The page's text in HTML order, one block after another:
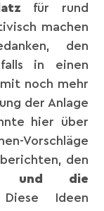
für rund
machen
den
in einen
noch mehr
der Anlage
hier über
Vorschläge
den
und die
Ideen